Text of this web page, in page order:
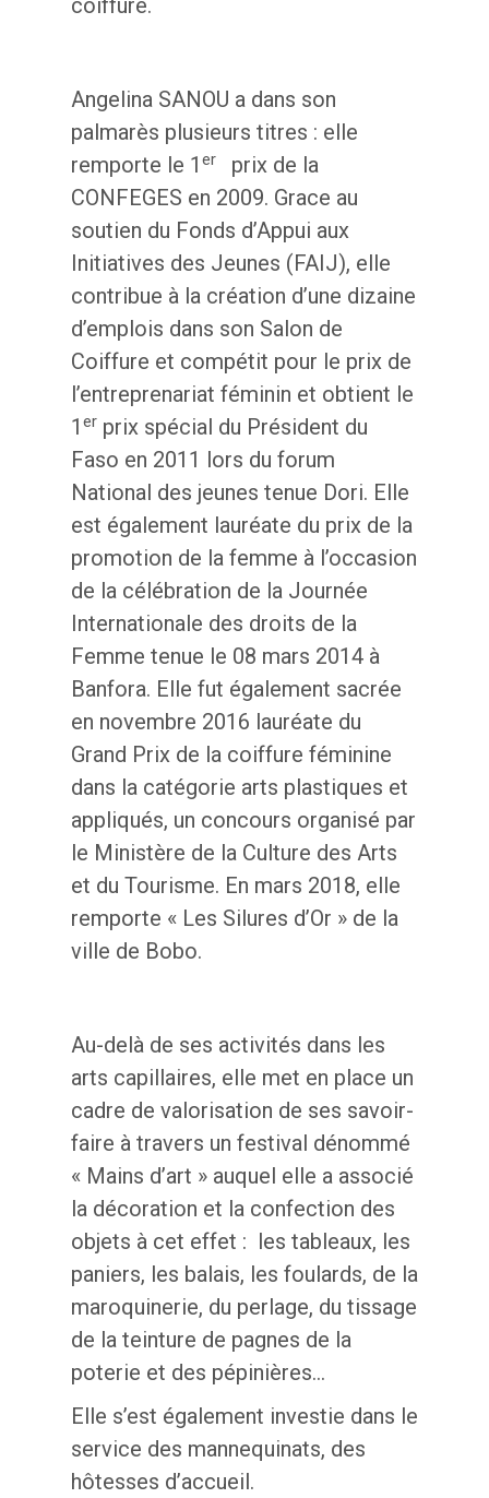
coiffure.
Angelina SANOU a dans son
palmarès plusieurs titres : elle
remporte le 1 er
prix de la
CONFEGES en 2009. Grace au
soutien du Fonds d’Appui aux
Initiatives des Jeunes (FAIJ), elle
contribue à la création d’une dizaine
d’emplois dans son Salon de
Coiffure et compétit pour le prix de
l’entreprenariat féminin et obtient le
1 erprix spécial du Président du
Faso en 2011 lors du forum
National des jeunes tenue Dori. Elle
est également lauréate du prix de la
promotion de la femme à l’occasion
de la célébration de la Journée
Internationale des droits de la
Femme tenue le 08 mars 2014 à
Banfora. Elle fut également sacrée
en novembre 2016 lauréate du
Grand Prix de la coiffure féminine
dans la catégorie arts plastiques et
appliqués, un concours organisé par
le Ministère de la Culture des Arts
et du Tourisme. En mars 2018, elle
remporte « Les Silures d’Or » de la
ville de Bobo.
Au-delà de ses activités dans les
arts capillaires, elle met en place un
cadre de valorisation de ses savoir-
faire à travers un festival dénommé
« Mains d’art » auquel elle a associé
la décoration et la confection des
objets à cet effet : les tableaux, les
paniers, les balais, les foulards, de la
maroquinerie, du perlage, du tissage
de la teinture de pagnes de la
poterie et des pépinières…
Elle s’est également investie dans le
service des mannequinats, des
hôtesses d’accueil.